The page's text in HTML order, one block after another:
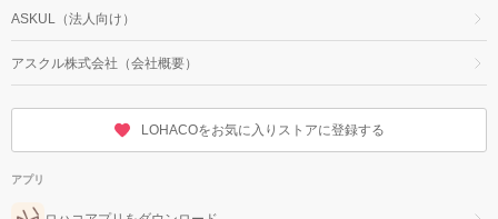
ASKUL（法人向け）
アスクル株式会社（会社概要）
LOHACOをお気に入りストアに登録する
アプリ